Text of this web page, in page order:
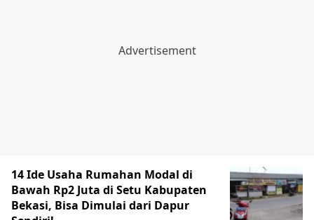
14 Ide Usaha Rumahan Modal di
Bawah Rp2 Juta di Setu Kabupaten
Bekasi, Bisa Dimulai dari Dapur